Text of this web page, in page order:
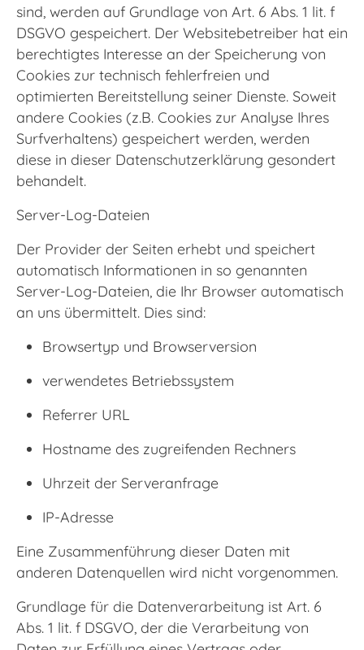
sind, werden auf Grundlage von Art. 6 Abs. 1 lit. f
DSGVO gespeichert. Der Websitebetreiber hat ein
berechtigtes Interesse an der Speicherung von
Cookies zur technisch fehlerfreien und
optimierten Bereitstellung seiner Dienste. Soweit
andere Cookies (z.B. Cookies zur Analyse Ihres
Surfverhaltens) gespeichert werden, werden
diese in dieser Datenschutzerklärung gesondert
behandelt.
Server-Log-Dateien
Der Provider der Seiten erhebt und speichert
automatisch Informationen in so genannten
Server-Log-Dateien, die Ihr Browser automatisch
an uns übermittelt. Dies sind:
Browsertyp und Browserversion
verwendetes Betriebssystem
Referrer URL
Hostname des zugreifenden Rechners
Uhrzeit der Serveranfrage
IP-Adresse
Eine Zusammenführung dieser Daten mit
anderen Datenquellen wird nicht vorgenommen.
Grundlage für die Datenverarbeitung ist Art. 6
Abs. 1 lit. f DSGVO, der die Verarbeitung von